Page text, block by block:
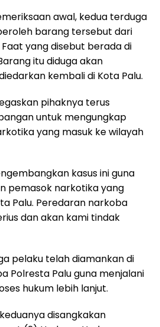
awal, kedua terduga
barang tersebut dari
yang disebut berada di
itu diduga akan
kembali di Kota Palu.
pihaknya terus
untuk mengungkap
yang masuk ke wilayah
kasus ini guna
pemasok narkotika yang
Palu. Peredaran narkoba
dan akan kami tindak
pelaku telah diamankan di
Polresta Palu guna menjalani
hukum lebih lanjut.
disangkakan